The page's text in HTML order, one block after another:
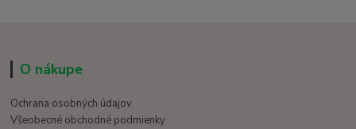
O nákupe
Ochrana osobných údajov
Všeobecné obchodné podmienky